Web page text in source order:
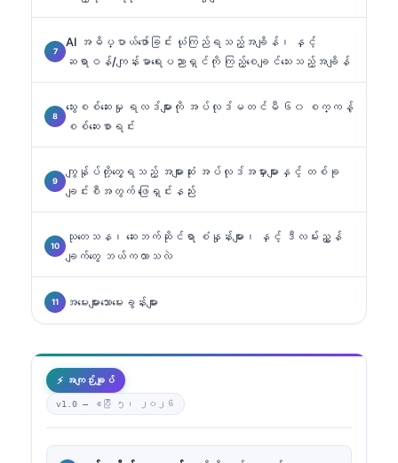
AI အဓိပ္ပာယ်ဖော်ခြင်း ယုံကြည်ရသည့်အချိန်၊ နှင့်
ဆရာဝန်/ကျန်းမာရေးပညာရှင်ကို ကြည့်စေချင်သေးသည့်အချိန်
သွေးစစ်ဆေးမှု ရလဒ်များကို အပ်လုဒ်မတင်မီ ၆၀ စက္ကန့်
စစ်ဆေးစာရင်း
ကျွန်ုပ်တို့တွေ့ရသည့် အများဆုံး အပ်လုဒ်အမှားများနှင့် တစ်ခု
ချင်းစီအတွက် ဖြေရှင်းနည်း
သုတေသန၊ ဆေးဘက်ဆိုင်ရာ စံနှုန်းများ၊ နှင့် ဒီလမ်းညွှန်
ချက်တွေ ဘယ်ကလာသလဲ
အမေးများသောမေးခွန်းများ
⚡ အကျဉ်းချုပ်
v1.0 — ဧပြီ ၅၊ ၂၀၂၆